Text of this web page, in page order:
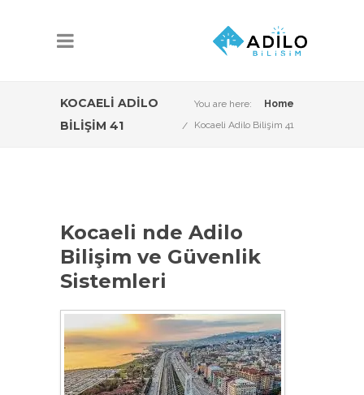
KOCAELI ADILO
BILIŞIM 41
You are here:
Home
Kocaeli Adilo Bilişim 41
Kocaeli nde Adilo
Bilişim ve Güvenlik
Sistemleri